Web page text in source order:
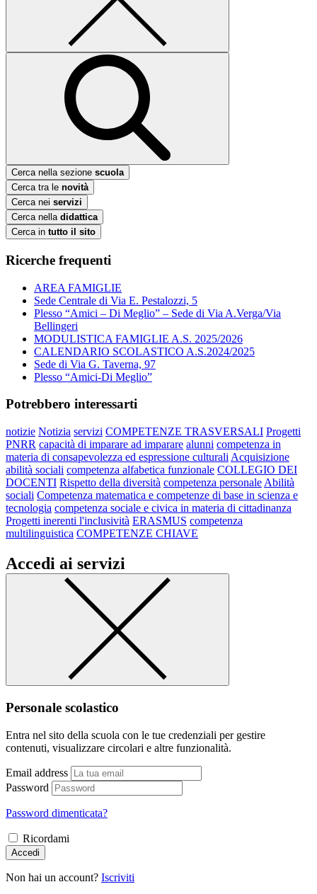
Cerca nella sezione scuola
Cerca tra le novità
Cerca nei servizi
Cerca nella didattica
Cerca in tutto il sito
Ricerche frequenti
AREA FAMIGLIE
Sede Centrale di Via E. Pestalozzi, 5
Plesso “Amici – Di Meglio” – Sede di Via A.Verga/Via
Bellingeri
MODULISTICA FAMIGLIE A.S. 2025/2026
CALENDARIO SCOLASTICO A.S.2024/2025
Sede di Via G. Taverna, 97
Plesso “Amici-Di Meglio”
Potrebbero interessarti
notizie Notizia servizi COMPETENZE TRASVERSALI Progetti
PNRR capacità di imparare ad imparare alunni competenza in
materia di consapevolezza ed espressione culturali Acquisizione
abilità sociali competenza alfabetica funzionale COLLEGIO DEI
DOCENTI Rispetto della diversità competenza personale Abilità
sociali Competenza matematica e competenze di base in scienza e
tecnologia competenza sociale e civica in materia di cittadinanza
Progetti inerenti l'inclusività ERASMUS competenza
multilinguistica COMPETENZE CHIAVE
Accedi ai servizi
Personale scolastico
Entra nel sito della scuola con le tue credenziali per gestire
contenuti, visualizzare circolari e altre funzionalità.
Email address
Password
Password dimenticata?
Ricordami
Accedi
Non hai un account? Iscriviti